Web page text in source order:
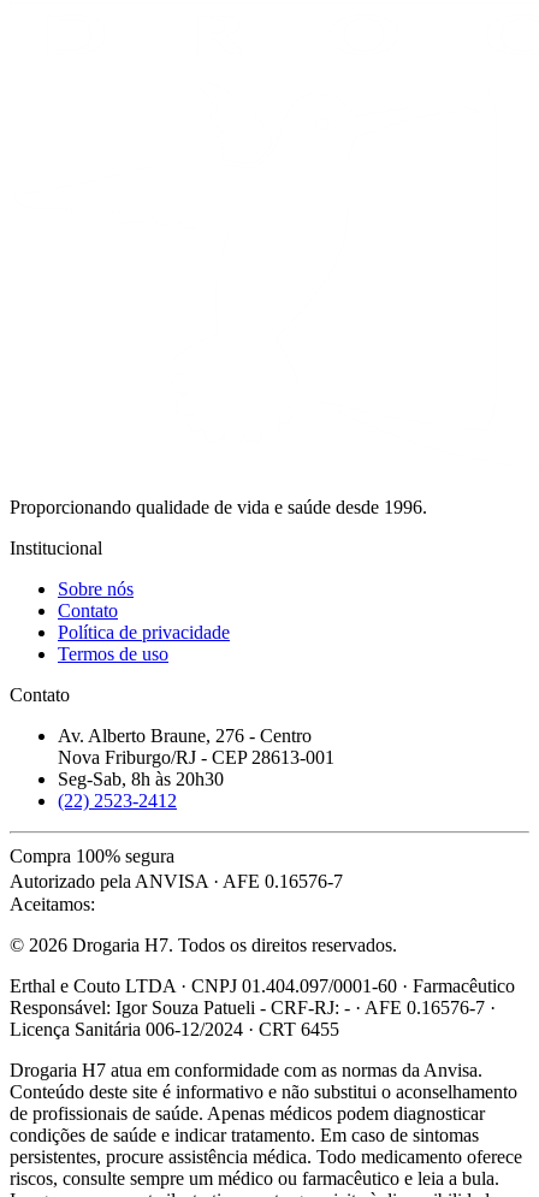
Proporcionando qualidade de vida e saúde desde 1996.
Institucional
Sobre nós
Contato
Política de privacidade
Termos de uso
Contato
Av. Alberto Braune, 276 - Centro
Nova Friburgo/RJ - CEP 28613-001
Seg-Sab, 8h às 20h30
(22) 2523-2412
Compra 100% segura
Autorizado pela ANVISA · AFE 0.16576-7
Aceitamos:
© 2026 Drogaria H7. Todos os direitos reservados.
Erthal e Couto LTDA · CNPJ 01.404.097/0001-60 · Farmacêutico
Responsável: Igor Souza Patueli - CRF-RJ: - · AFE 0.16576-7 ·
Licença Sanitária 006-12/2024 · CRT 6455
Drogaria H7 atua em conformidade com as normas da Anvisa.
Conteúdo deste site é informativo e não substitui o aconselhamento
de profissionais de saúde. Apenas médicos podem diagnosticar
condições de saúde e indicar tratamento. Em caso de sintomas
persistentes, procure assistência médica. Todo medicamento oferece
riscos, consulte sempre um médico ou farmacêutico e leia a bula.